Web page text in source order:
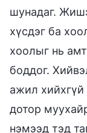
шунадаг.
хүсдэг ба
хоолыг нь
боддог.
ажил хийхгүй
дотор
нэмээд тэд